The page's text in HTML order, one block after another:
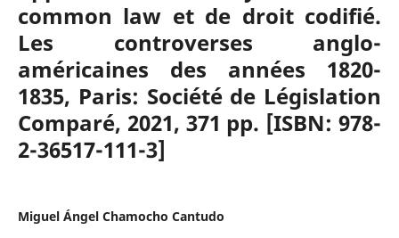
common law et de droit codifié.
Les controverses anglo-
américaines des années 1820-
1835, Paris: Société de Législation
Comparé, 2021, 371 pp. [ISBN: 978-
2-36517-111-3]
Miguel Ángel Chamocho Cantudo